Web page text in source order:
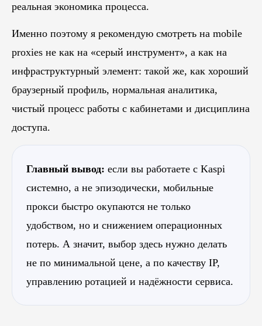
реальная экономика процесса.
Именно поэтому я рекомендую смотреть на mobile
proxies не как на «серый инструмент», а как на
инфраструктурный элемент: такой же, как хороший
браузерный профиль, нормальная аналитика,
чистый процесс работы с кабинетами и дисциплина
доступа.
Главный вывод: если вы работаете с Kaspi
системно, а не эпизодически, мобильные
прокси быстро окупаются не только
удобством, но и снижением операционных
потерь. А значит, выбор здесь нужно делать
не по минимальной цене, а по качеству IP,
управлению ротацией и надёжности сервиса.